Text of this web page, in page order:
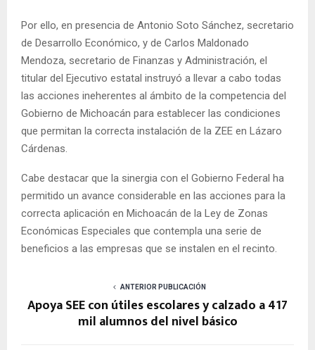
Por ello, en presencia de Antonio Soto Sánchez, secretario
de Desarrollo Económico, y de Carlos Maldonado
Mendoza, secretario de Finanzas y Administración, el
titular del Ejecutivo estatal instruyó a llevar a cabo todas
las acciones ineherentes al ámbito de la competencia del
Gobierno de Michoacán para establecer las condiciones
que permitan la correcta instalación de la ZEE en Lázaro
Cárdenas.
Cabe destacar que la sinergia con el Gobierno Federal ha
permitido un avance considerable en las acciones para la
correcta aplicación en Michoacán de la Ley de Zonas
Económicas Especiales que contempla una serie de
beneficios a las empresas que se instalen en el recinto.
ANTERIOR PUBLICACIÓN
Apoya SEE con útiles escolares y calzado a 417
mil alumnos del nivel básico